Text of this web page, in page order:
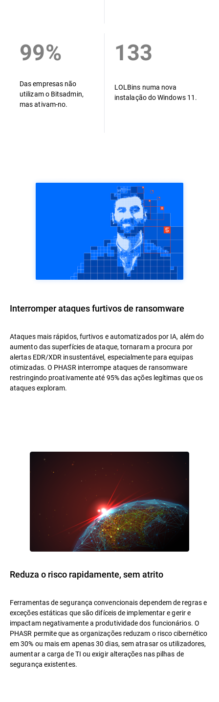
99%
Das empresas não
utilizam o Bitsadmin,
mas ativam-no.
133
LOLBins numa nova
instalação do Windows 11.
Interromper ataques furtivos de ransomware
Ataques mais rápidos, furtivos e automatizados por IA, além do
aumento das superfícies de ataque, tornaram a procura por
alertas EDR/XDR insustentável, especialmente para equipas
otimizadas. O PHASR interrompe ataques de ransomware
restringindo proativamente até 95% das ações legítimas que os
ataques exploram.
Reduza o risco rapidamente, sem atrito
Ferramentas de segurança convencionais dependem de regras e
exceções estáticas que são difíceis de implementar e gerir e
impactam negativamente a produtividade dos funcionários. O
PHASR permite que as organizações reduzam o risco cibernético
em 30% ou mais em apenas 30 dias, sem atrasar os utilizadores,
aumentar a carga de TI ou exigir alterações nas pilhas de
segurança existentes.